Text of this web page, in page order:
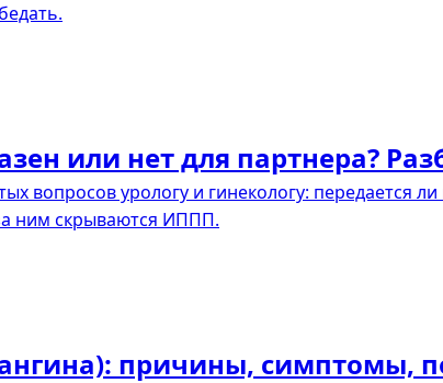
или нет для партнера?
вопросов урологу и гинекологу: передается
ним скрываются ИППП.
причины, симптомы,